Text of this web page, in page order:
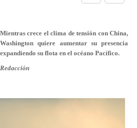
Mientras crece el clima de tensión con China,
Washington quiere aumentar su presencia
expandiendo su flota en el océano Pacífico.
Redacción